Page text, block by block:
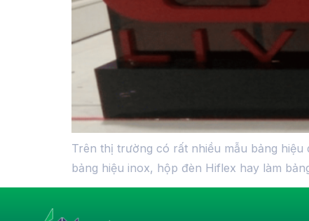
Trên thị trường có rất nhiều mẫu bảng
bảng hiệu inox, hộp đèn Hiflex hay làm